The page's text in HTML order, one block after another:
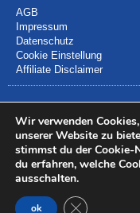
AGB
Impressum
Datenschutz
Cookie Einstellung
Affiliate Disclaimer
© 2024
Wir verwenden
unserer Website zu
stimmst du der Cookie-
du erfahren, welche
ausschalten.
ok GDPR